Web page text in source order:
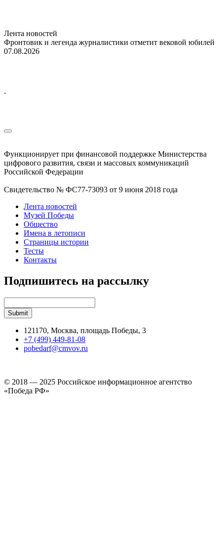
Лента новостей
Фронтовик и легенда журналистики отметит вековой юбилей
07.08.2026
Функционирует при финансовой поддержке Министерства
цифрового развития, связи и массовых коммуникаций
Российской Федерации
Свидетельство № ФС77-73093 от 9 июня 2018 года
Лента новостей
Музей Победы
Общество
Имена в летописи
Страницы истории
Тесты
Контакты
Подпишитесь на рассылку
121170, Москва, площадь Победы, 3
+7 (499) 449-81-08
pobedarf@cmvov.ru
© 2018 — 2025 Российское информационное агентство
«Победа РФ»